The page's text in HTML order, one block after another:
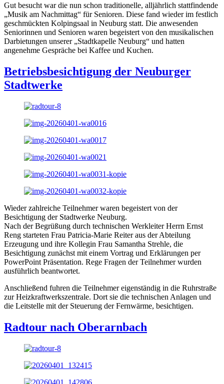
Gut besucht war die nun schon traditionelle, alljährlich stattfindende
„Musik am Nachmittag“ für Senioren. Diese fand wieder im festlich
geschmückten Kolpingsaal in Neuburg statt. Die anwesenden
Seniorinnen und Senioren waren begeistert von den musikalischen
Darbietungen unserer „Stadtkapelle Neuburg“ und hatten
angenehme Gespräche bei Kaffee und Kuchen.
Betriebsbesichtigung der Neuburger
Stadtwerke
Wieder zahlreiche Teilnehmer waren begeistert von der
Besichtigung der Stadtwerke Neuburg.
Nach der Begrüßung durch technischen Werkleiter Herrn Ernst
Reng starteten Frau Patricia-Marie Reiter aus der Abteilung
Erzeugung und ihre Kollegin Frau Samantha Strehle, die
Besichtigung zunächst mit einem Vortrag und Erklärungen per
PowerPoint Präsentation. Rege Fragen der Teilnehmer wurden
ausführlich beantwortet.
Anschließend fuhren die Teilnehmer eigenständig in die Ruhrstraße
zur Heizkraftwerkszentrale. Dort sie die technischen Anlagen und
die Leitstelle mit der Steuerung der Fernwärme, besichtigen.
Radtour nach Oberarnbach